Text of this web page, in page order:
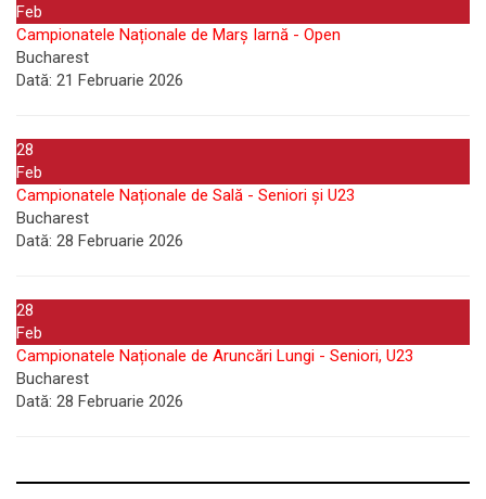
Feb
Campionatele Naționale de Marș Iarnă - Open
Bucharest
Dată: 21 Februarie 2026
28
Feb
Campionatele Naționale de Sală - Seniori și U23
Bucharest
Dată: 28 Februarie 2026
28
Feb
Campionatele Naționale de Aruncări Lungi - Seniori, U23
Bucharest
Dată: 28 Februarie 2026